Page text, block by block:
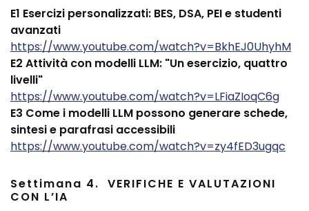
E1 Esercizi personalizzati: BES, DSA, PEI e studenti
avanzati
https://www.youtube.com/watch?v=BkhEJ0UhyhM
E2 Attività con modelli LLM: "Un esercizio, quattro
livelli"
https://www.youtube.com/watch?v=LFiaZIoqC6g
E3 Come i modelli LLM possono generare schede,
sintesi e parafrasi accessibili
https://www.youtube.com/watch?v=zy4fED3ugqc
Settimana 4. VERIFICHE E VALUTAZIONI
CON L’IA